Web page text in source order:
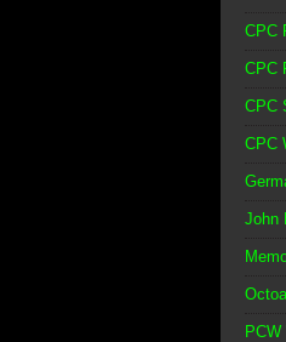
CPC
CPC
CPC
CPC
John
PCW